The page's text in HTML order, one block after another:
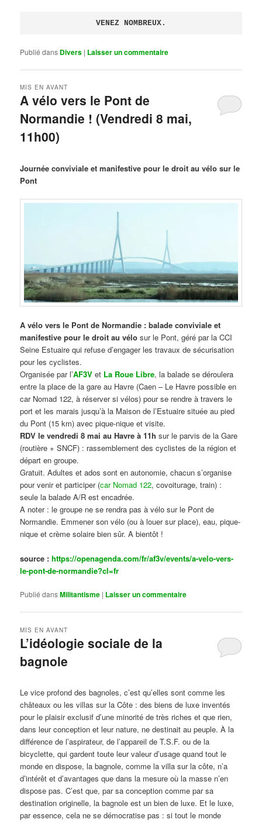
VENEZ NOMBREUX.
Publié dans Divers | Laisser un commentaire
A vélo vers le Pont de
Normandie ! (Vendredi 8 mai,
11h00)
MIS EN AVANT
Journée conviviale et manifestive pour le droit au vélo sur le
Pont
A vélo vers le Pont de Normandie : balade conviviale et
manifestive pour le droit au vélo sur le Pont, géré par la CCI
Seine Estuaire qui refuse d’engager les travaux de sécurisation
pour les cyclistes.
Organisée par l’AF3V et La Roue Libre, la balade se déroulera
entre la place de la gare au Havre (Caen – Le Havre possible en
car Nomad 122, à réserver si vélos) pour se rendre à travers le
port et les marais jusqu’à la Maison de l’Estuaire située au pied
du Pont (15 km) avec pique-nique et visite.
RDV le vendredi 8 mai au Havre à 11h sur le parvis de la Gare
(routière + SNCF) : rassemblement des cyclistes de la région et
départ en groupe.
Gratuit. Adultes et ados sont en autonomie, chacun s’organise
pour venir et participer (car Nomad 122, covoiturage, train) :
seule la balade A/R est encadrée.
A noter : le groupe ne se rendra pas à vélo sur le Pont de
Normandie. Emmener son vélo (ou à louer sur place), eau, pique-
nique et crème solaire bien sûr. A bientôt !
source :https://openagenda.com/fr/af3v/events/a-velo-vers-
le-pont-de-normandie?cl=fr
Publié dansMilitantisme | Laisser un commentaire
L’idéologie sociale de la
bagnole
MIS EN AVANT
Le vice profond des bagnoles, c’est qu’elles sont comme les
châteaux ou les villas sur la Côte : des biens de luxe inventés
pour le plaisir exclusif d’une minorité de très riches et que rien,
dans leur conception et leur nature, ne destinait au peuple. À la
différence de l’aspirateur, de l’appareil de T.S.F. ou de la
bicyclette, qui gardent toute leur valeur d’usage quand tout le
monde en dispose, la bagnole, comme la villa sur la côte, n’a
d’intérêt et d’avantages que dans la mesure où la masse n’en
dispose pas. C’est que, par sa conception comme par sa
destination originelle, la bagnole est un bien de luxe. Et le luxe,
par essence, cela ne se démocratise pas : si tout le monde